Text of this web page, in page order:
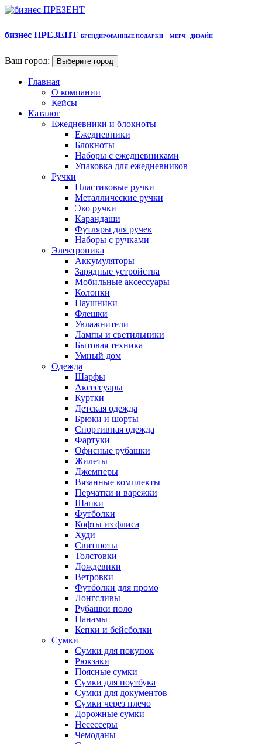
бизнес ПРЕЗЕНТ· БРЕНДИРОВАННЫЕ ПОДАРКИ · МЕРЧ · ДИЗАЙН
Ваш город: Выберите город
Главная
О компании
Кейсы
Каталог
Ежедневники и блокноты
Ежедневники
Блокноты
Наборы с ежедневниками
Упаковка для ежедневников
Ручки
Пластиковые ручки
Металлические ручки
Эко ручки
Карандаши
Футляры для ручек
Наборы с ручками
Электроника
Аккумуляторы
Зарядные устройства
Мобильные аксессуары
Колонки
Наушники
Флешки
Увлажнители
Лампы и светильники
Бытовая техника
Умный дом
Одежда
Шарфы
Аксессуары
Куртки
Детская одежда
Брюки и шорты
Спортивная одежда
Фартуки
Офисные рубашки
Жилеты
Джемперы
Вязанные комплекты
Перчатки и варежки
Шапки
Футболки
Кофты из флиса
Худи
Свитшоты
Толстовки
Дождевики
Ветровки
Футболки для промо
Лонгсливы
Рубашки поло
Панамы
Кепки и бейсболки
Сумки
Сумки для покупок
Рюкзаки
Поясные сумки
Сумки для ноутбука
Сумки для документов
Сумки через плечо
Дорожные сумки
Несессеры
Чемоданы